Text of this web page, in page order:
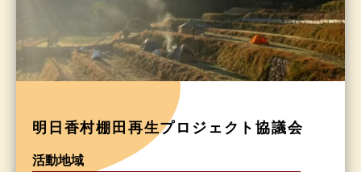
明日香村棚田再生プロジェクト協議会
活動地域